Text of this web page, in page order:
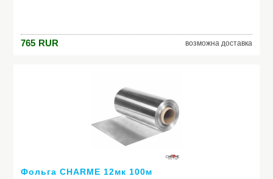
765 RUR возможна доставка
Фольга CHARME 12мк 100м